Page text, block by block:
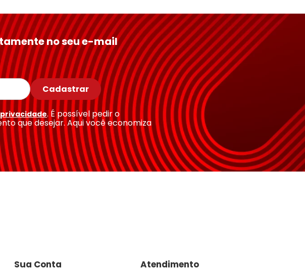
no seu e-mail
Cadastrar
. É possível pedir o
que desejar. Aqui você economiza
Sua Conta
Atendimento